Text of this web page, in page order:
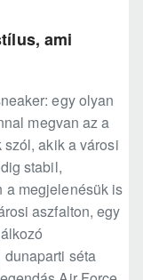
ami
egy olyan
megvan az a
szól, akik a városi
stabil,
a megjelenésük is
aszfalton, egy
séta